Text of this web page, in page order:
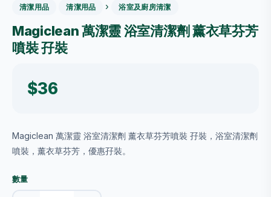
清潔用品 清潔用品 › 浴室及廚房清潔
Magiclean 萬潔靈 浴室清潔劑 薰衣草芬芳
噴裝 孖裝
$36
Magiclean 萬潔靈 浴室清潔劑 薰衣草芬芳噴裝 孖裝，浴室清潔劑
噴裝，薰衣草芬芳，優惠孖裝。
數量